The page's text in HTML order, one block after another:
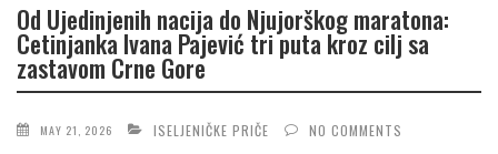
Od Ujedinjenih nacija do Njujorškog maratona:
Cetinjanka Ivana Pajević tri puta kroz cilj sa
zastavom Crne Gore
MAY 21, 2026 ISELJENIČKE PRIČE NO COMMENTS